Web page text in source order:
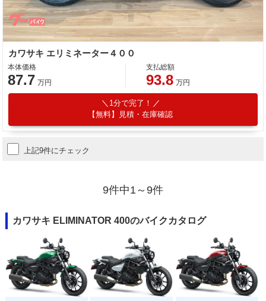
カワサキ エリミネーター４００
本体価格
87.7 万円
支払総額
93.8 万円
1分で完了！
【無料】見積・在庫確認
上記9件にチェック
9件中1～9件
カワサキ ELIMINATOR 400のバイクカタログ